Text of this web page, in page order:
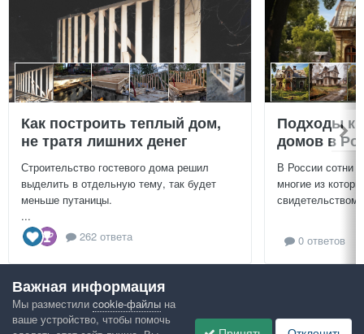
Как построить теплый дом,
не тратя лишних денег
Строительство гостевого дома решил
выделить в отдельную тему, так будет
меньше путаницы.
...
262 ответа
Подходы к
домов в
В России сотни
многие из
свидетельством
0 ответов
Посмотреть всё
Важная информация
Мы разместили cookie-файлы на
ваше устройство, чтобы помочь